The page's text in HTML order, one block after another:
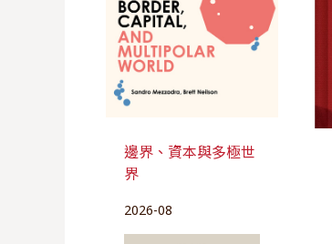
邊界、資本與多極世
界
2026-08